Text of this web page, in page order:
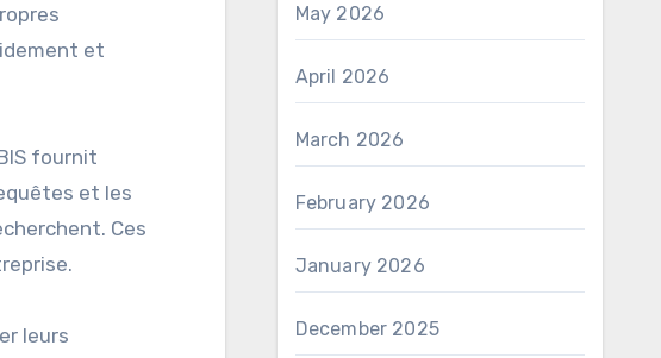
et
fournit
et les
Ces
leurs
May 2026
April 2026
March 2026
February 2026
January 2026
December 2025